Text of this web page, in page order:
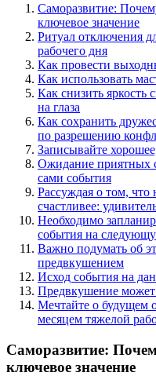
Саморазвитие:
ключевое значение
Ритуал отключения
рабочего дня
Как провести
Как использовать
Как снизить яркость
на глаза
Как сохранить
по разрешению
Записывайте
Ожидание приятных
сами события
Рассуждая о том,
счастливее:
Необходимо
события на
Важно подумать об
предвкушением
Исход события на
Предвкушение может
Мечтайте о будущем
месяцем тяжелой
Саморазвитие:
ключевое значение